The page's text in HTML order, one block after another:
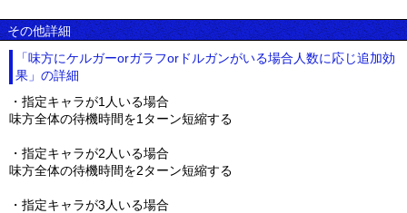
その他詳細
「味方にケルガーorガラフorドルガンがいる場合人数に応じ追加効
果」の詳細
・指定キャラが1人いる場合
味方全体の待機時間を1ターン短縮する
・指定キャラが2人いる場合
味方全体の待機時間を2ターン短縮する
・指定キャラが3人いる場合